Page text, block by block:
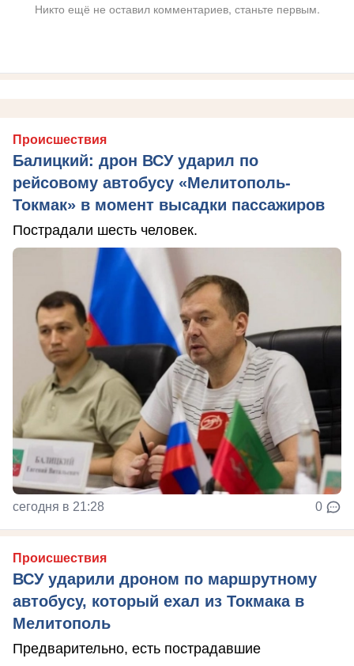
Никто ещё не оставил комментариев, станьте первым.
Происшествия
Балицкий: дрон ВСУ ударил по
рейсовому автобусу «Мелитополь-
Токмак» в момент высадки пассажиров
Пострадали шесть человек.
сегодня в 21:28 0
Происшествия
ВСУ ударили дроном по маршрутному
автобусу, который ехал из Токмака в
Мелитополь
Предварительно, есть пострадавшие